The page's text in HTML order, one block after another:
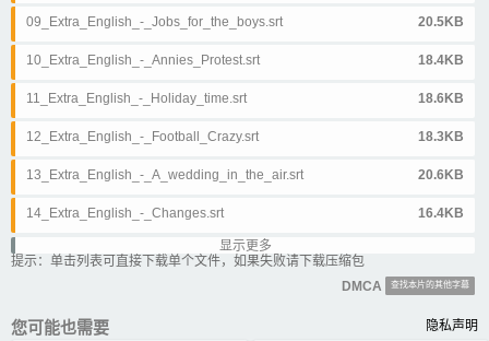
09_Extra_English_-_Jobs_for_the_boys.srt 20.5KB
10_Extra_English_-_Annies_Protest.srt 18.4KB
11_Extra_English_-_Holiday_time.srt 18.6KB
12_Extra_English_-_Football_Crazy.srt 18.3KB
13_Extra_English_-_A_wedding_in_the_air.srt 20.6KB
14_Extra_English_-_Changes.srt 16.4KB
15_Extra_English_-_The_bouncer.srt
13KB
17_Extra_English_-_Cyber_Stress.srt 13.9KB
显示更多
提示：单击列表可直接下载单个文件，如果失败请下载压缩包
DMCA
查找本片的其他字幕
您可能也需要 隐私声明